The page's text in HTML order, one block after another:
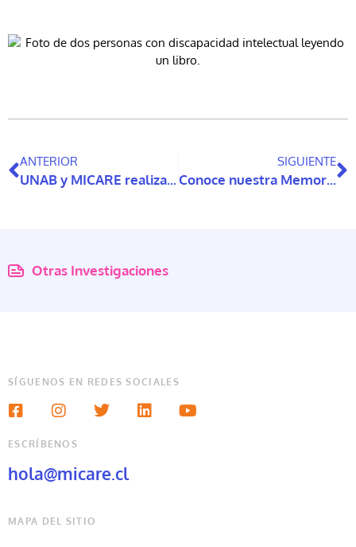
ANTERIOR
UNAB y MICARE realizan conversatorio sobre aislamiento y soledad en personas mayores
SIGUIENTE
Conoce nuestra Memoria Anual 2021
Otras Investigaciones
SÍGUENOS EN REDES SOCIALES
ESCRÍBENOS
hola@micare.cl
MAPA DEL SITIO